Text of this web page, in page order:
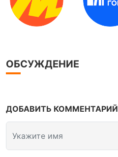
ОБСУЖДЕНИЕ
ДОБАВИТЬ КОММЕНТАРИЙ
Укажите имя